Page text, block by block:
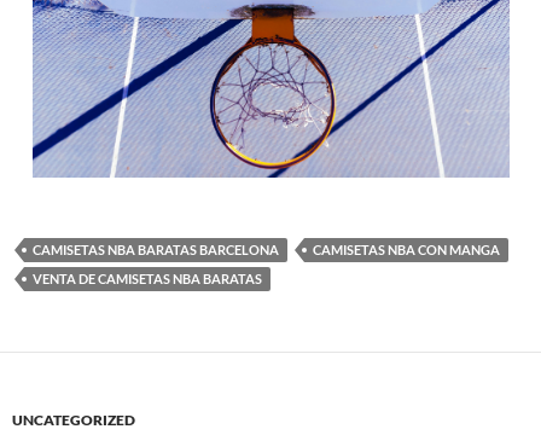
CAMISETAS NBA BARATAS BARCELONA
CAMISETAS NBA CON MANGA
VENTA DE CAMISETAS NBA BARATAS
UNCATEGORIZED